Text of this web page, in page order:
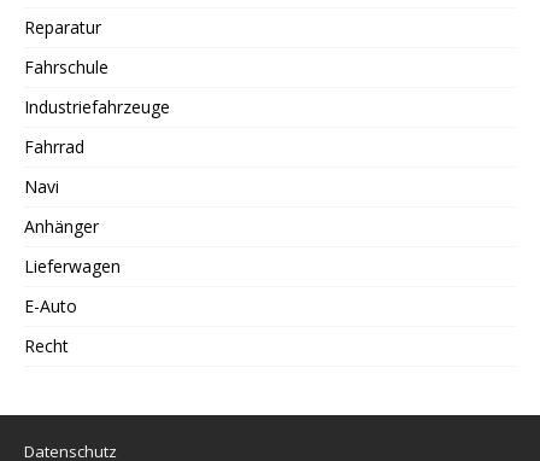
Reparatur
Fahrschule
Industriefahrzeuge
Fahrrad
Navi
Anhänger
Lieferwagen
E-Auto
Recht
Datenschutz